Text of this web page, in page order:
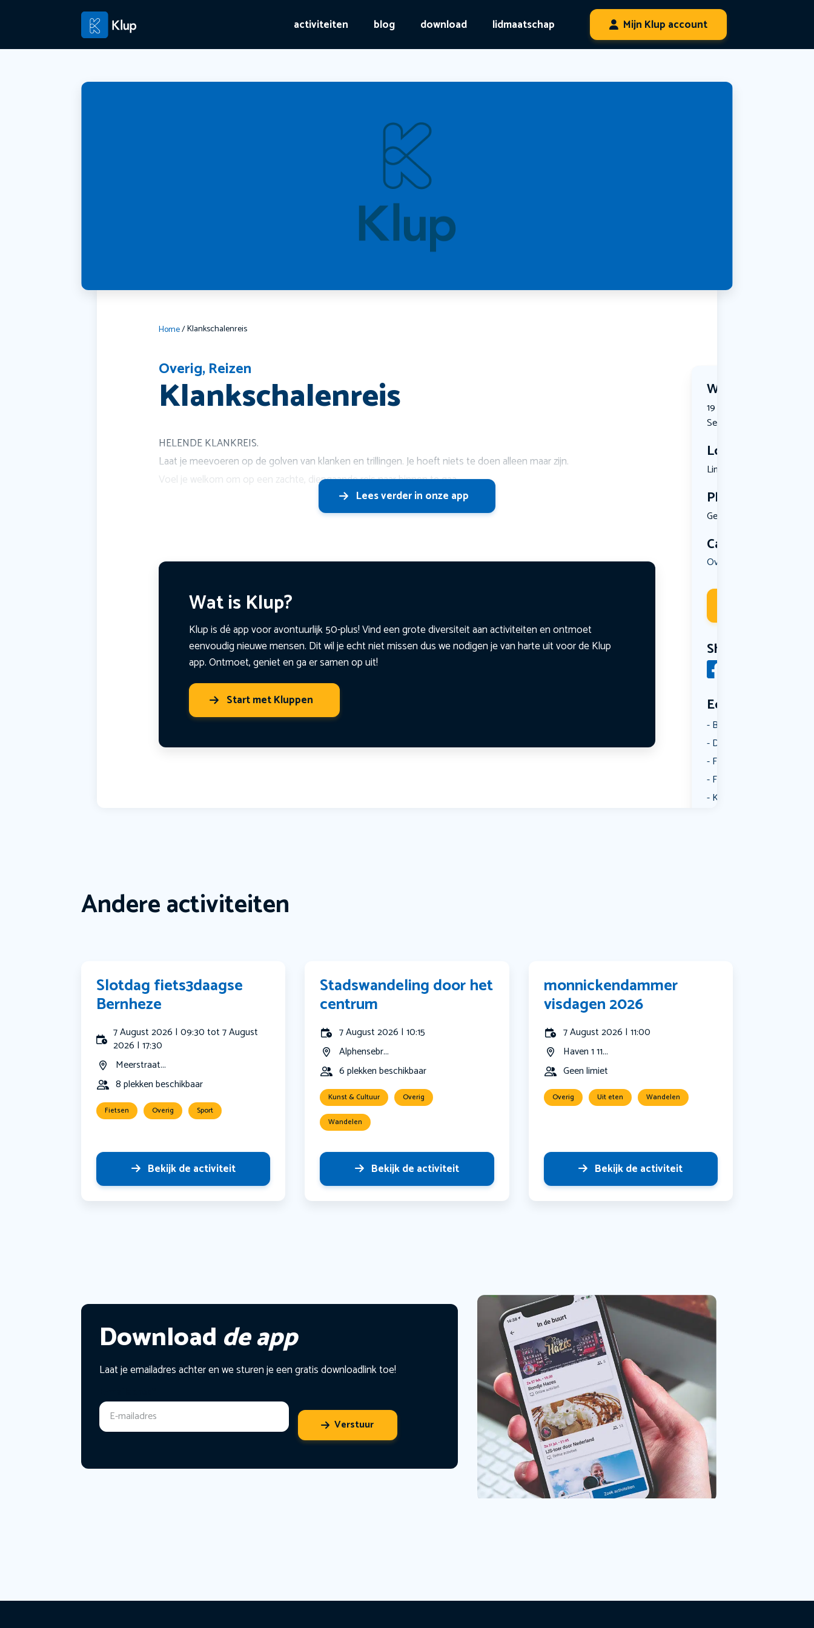
activiteiten blog download lidmaatschap Mijn Klup account
Home/Klankschalenreis
Overig,Reizen
Klankschalenreis Wanneer?
19 September 2026 |
September 2026 | 17:00
Locatie
Lindevoort...
Plekken
Geen limiet
Categorie
Overig
Share
Een aantal
Borrelen
Dansen
Fietsen
Film
Kunst & Cultuur
HELENDE KLANKREIS.
Laat je meevoeren op de golven van klanken en trillingen. Je hoeft niets te doen alleen maar zijn.
Voel je welkom om op een zachte, diepgaande reis naar binnen te gaa
Lees verder in onze app
Wat is Klup?
Klup is dé app voor avontuurlijk 50-plus! Vind een grote diversiteit aan activiteiten en ontmoet
eenvoudig nieuwe mensen. Dit wil je echt niet missen dus we nodigen je van harte uit voor de Klup
app. Ontmoet, geniet en ga er samen op uit!
Start met Kluppen
Andere activiteiten
Slotdag fiets3daagse
Bernheze
7 August 2026 | 09:30 tot 7 August
2026 | 17:30
Meerstraat...
8 plekken beschikbaar
Fietsen Overig Sport
Bekijk de activiteit
Stadswandeling door het
centrum
7 August 2026 | 10:15
Alphensebr...
6 plekken beschikbaar
Kunst & Cultuur Overig
Wandelen
Bekijk de activiteit
monnickendammer
visdagen 2026
7 August 2026 | 11:00
Haven 1 11...
Geen limiet
Overig Uit eten Wandelen
Bekijk de activiteit
Download de app
Laat je emailadres achter en we sturen je een gratis downloadlink toe!
Verstuur